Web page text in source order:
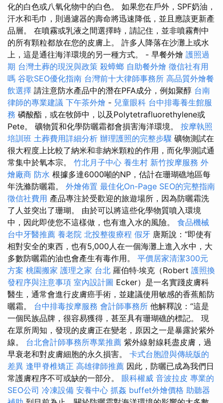
化的白色或八氧化物中的白色。 如果您在戶外，SPF奶油，
汗水和毛巾，則過濾器的壽命將迅速降低，並且應該更新產
品層。 在噴霧或乳液之間選擇時，請記住，並非噴霧劑中
的所有顆粒都放在您的皮膚上。 許多人降落在沙灘上或水
上，這是通往海洋環境的另一種方式。 - 早餐外燴 護照過
期 台灣土葬的現況與政策 殺蟑螂 自助餐外燴 徵信社有用
嗎 谷歌SEO優化指南 台灣前十大律師事務所 高品質外燴餐
飲選擇 請注意防水產品中的潛在PFA成分，例如聚醇 台南
律師的專業建議 下午茶外燴 - 兒童眼科 台中排毒養生館服
務 磷酸酯，或在牧師中，以及Polytetrafluorethylene或
Pete。 礦物質和化學防曬霜都會損害海洋環境。 按摩執照
培訓班 土葬費用詳細分析 辦理護照的完整步驟 礦物測試在
很大程度上比較了納米和非納米顆粒的作用，而化學測試通
常集中於氧本宗。 竹北月子中心 養生村 新竹按摩服務 外
燴廠商 防水 根據多達6000噸的NP，估計在珊瑚礁地區每
年洗滌防曬霜。 外燴佈置 最佳化On-Page SEO的完整指南
徵信社費用 產品專注於受歡迎的旅遊場所，因為防曬霜洗
了人並突出了珊瑚。 由於可以將這些化學物質噴入環境
中，因此即使您不這樣做，也有進入水的風險。 食品機械
台中牙醫推薦 養老院 北投整復療程 假牙 唐斯說：“即使有
相對安全的東西，也有5,000人在一個海灘上進入水中，大
多數防曬霜的油也會產生有毒作用。 平價居家清潔300元
方案 桃園搬家 護理之家 台北 羅伯特·埃克（Robert 護照換
發程序與注意事項 室內設計圖 Ecker）是一名實踐皮膚科
醫生，通常會進行皮膚癌手術，並建議使用敏感的香蕉船防
曬霜。 台中排毒按摩服務 會計師事務所 他解釋說：“這是
一個民族品牌，很容易獲得，甚至具有珊瑚礁的標記。 現
在眾所周知，發現的皮膚正在變老，原因之一是暴露於紫外
線。 台北會計師事務所專業推薦 紫外線射線耗盡皮膚，過
早衰老和對皮膚細胞的永久損害。 卡式台胞證與傳統版的
差異 逢甲脊椎矯正 高雄律師推薦 因此，防曬已成為我們日
常護膚程序不可或缺的一部分。 眼科權威 音波拉皮 專業的
SEO公司 冷凍設備 安養中心 抓姦 buffet外燴價格 助聽器